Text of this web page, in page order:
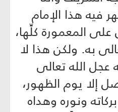
فيه هذا الإمام
المعمورة كلِّها،
به. ولكن هذا لا
عجل الله تعالى
إلا يوم الظهور،
ونوره وهداه